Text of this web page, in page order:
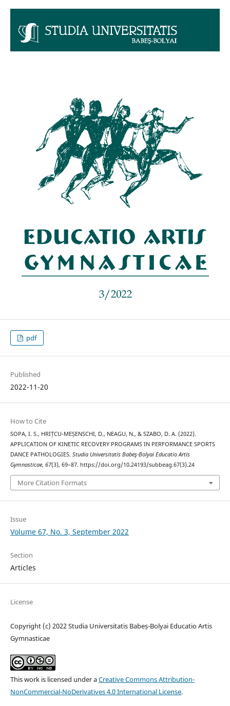
pdf
Published
2022-11-20
How to Cite
SOPA, I. S., HRIȚCU-MEȘENSCHI, D., NEAGU, N., & SZABO, D. A. (2022).
APPLICATION OF KINETIC RECOVERY PROGRAMS IN PERFORMANCE SPORTS
DANCE PATHOLOGIES. Studia Universitatis Babeş-Bolyai Educatio Artis
Gymnasticae, 67(3), 69–87. https://doi.org/10.24193/subbeag.67(3).24
More Citation Formats
Issue
Volume 67, No. 3, September 2022
Section
Articles
License
Copyright (c) 2022 Studia Universitatis Babeș-Bolyai Educatio Artis
Gymnasticae
This work is licensed under aCreative Commons Attribution-
NonCommercial-NoDerivatives 4.0 International License.